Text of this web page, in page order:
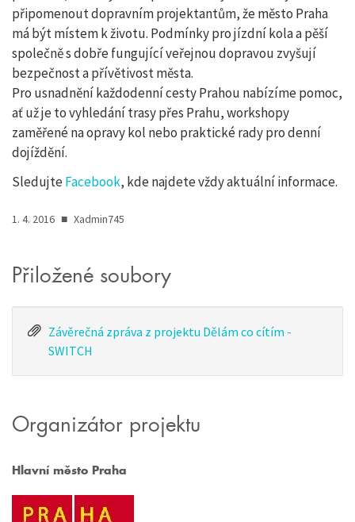
připomenout dopravním projektantům, že město Praha
má být místem k životu. Podmínky pro jízdní kola a pěší
společně s dobře fungující veřejnou dopravou zvyšují
bezpečnost a přívětivost města.
Pro usnadnění každodenní cesty Prahou nabízíme pomoc,
ať už je to vyhledání trasy přes Prahu, workshopy
zaměřené na opravy kol nebo praktické rady pro denní
dojíždění.
SledujteFacebook, kde najdete vždy aktuální informace.
1. 4. 2016 ■ Xadmin745
Přiložené soubory
Závěrečná zpráva z projektu Dělám co cítím -
SWITCH
Organizátor projektu
Hlavní město Praha